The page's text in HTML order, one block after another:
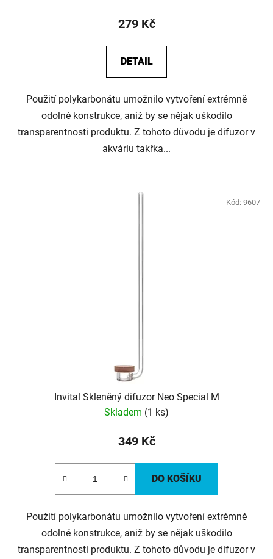
279 Kč
DETAIL
Použití polykarbonátu umožnilo vytvoření extrémně
odolné konstrukce, aniž by se nějak uškodilo
transparentnosti produktu. Z tohoto důvodu je difuzor v
akváriu takřka...
Invital Skleněný difuzor Neo Special M
Skladem (1 ks)
349 Kč
DO KOŠÍKU
Použití polykarbonátu umožnilo vytvoření extrémně
odolné konstrukce, aniž by se nějak uškodilo
transparentnosti produktu. Z tohoto důvodu je difuzor v
Kód: 9607